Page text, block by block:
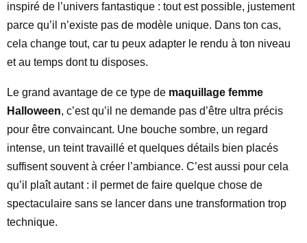
inspiré de l’univers fantastique : tout est possible, justement
parce qu’il n’existe pas de modèle unique. Dans ton cas,
cela change tout, car tu peux adapter le rendu à ton niveau
et au temps dont tu disposes.
Le grand avantage de ce type de maquillage femme
Halloween, c’est qu’il ne demande pas d’être ultra précis
pour être convaincant. Une bouche sombre, un regard
intense, un teint travaillé et quelques détails bien placés
suffisent souvent à créer l’ambiance. C’est aussi pour cela
qu’il plaît autant : il permet de faire quelque chose de
spectaculaire sans se lancer dans une transformation trop
technique.